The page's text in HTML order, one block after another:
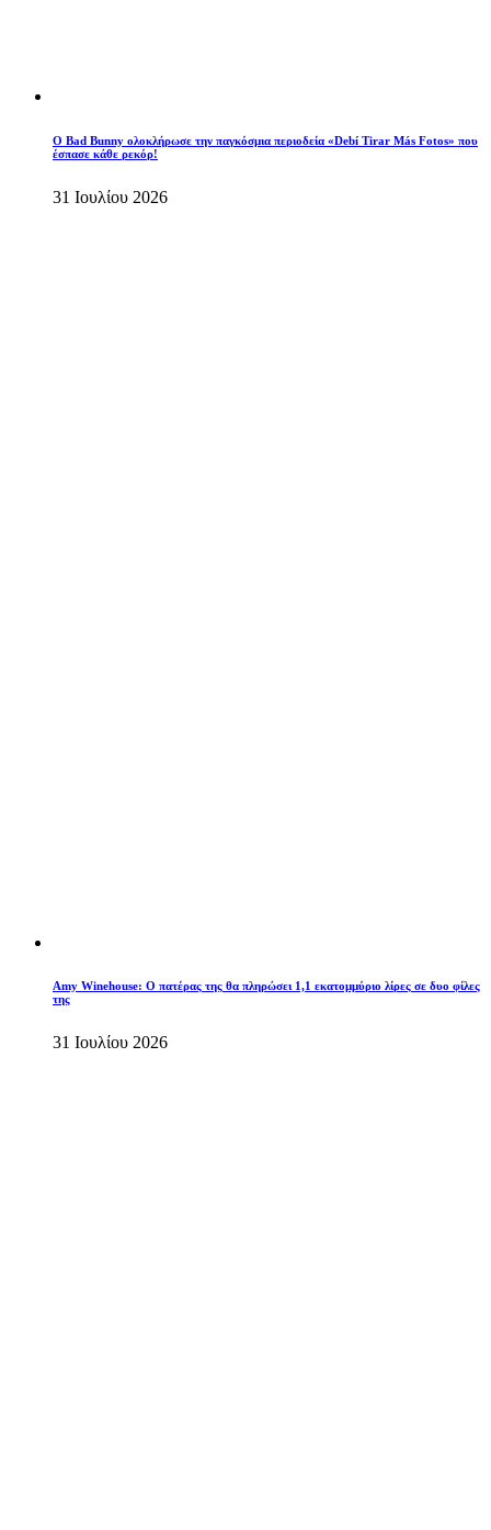
Ο Bad Bunny ολοκλήρωσε την παγκόσμια περιοδεία «Debí Tirar Más Fotos» που
έσπασε κάθε ρεκόρ!
31 Ιουλίου 2026
Amy Winehouse: Ο πατέρας της θα πληρώσει 1,1 εκατομμύριο λίρες σε δυο φίλες
της
31 Ιουλίου 2026